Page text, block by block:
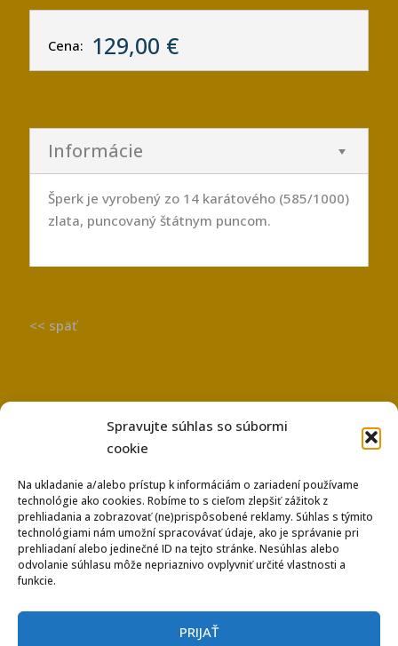
Spravujte súhlas so súbormi
cookie
Na ukladanie a/alebo prístup k informáciám o zariadení používame
technológie ako cookies. Robíme to s cieľom zlepšiť zážitok z
prehliadania a zobrazovať (ne)prispôsobené reklamy. Súhlas s týmito
technológiami nám umožní spracovávať údaje, ako je správanie pri
prehliadaní alebo jedinečné ID na tejto stránke. Nesúhlas alebo
odvolanie súhlasu môže nepriaznivo ovplyvniť určité vlastnosti a
funkcie.
PRIJAŤ
Cena: 129,00 €
Informácie
Šperk je vyrobený zo 14 karátového (585/1000)
zlata, puncovaný štátnym puncom.
<< späť
Používanie súborov Cookies
Ochrana osobných údajov